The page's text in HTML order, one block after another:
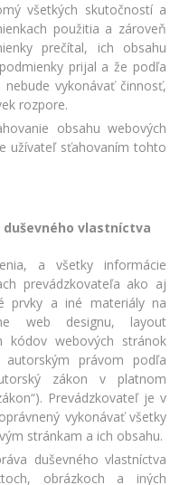
všetkých skutočností a
použitia a zároveň
prečítal, ich obsahu
prijal a že podľa
vykonávať činnosť,
rozpore.
obsahu webových
užívateľ sťahovaním tohto
vlastníctva
a všetky informácie
prevádzkovateľa ako aj
prvky a iné materiály na
web designu, layout
kódov webových stránok
autorským právom podľa
zákon v platnom
Prevádzkovateľ je v
vykonávať všetky
stránkam a ich obsahu.
duševného vlastníctva
obrázkoch a iných